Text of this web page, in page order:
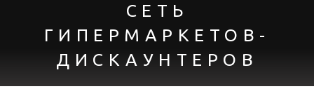
СЕТЬ
ГИПЕРМАРКЕТОВ-
ДИСКАУНТЕРОВ